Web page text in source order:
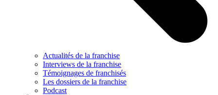
Actualités de la franchise
Interviews de la franchise
Témoignages de franchisés
Les dossiers de la franchise
Podcast